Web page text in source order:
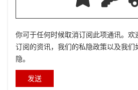
你可于任何时候取消订阅此项通讯。欢
订阅的资讯，我们的私隐政策以及我
隐。